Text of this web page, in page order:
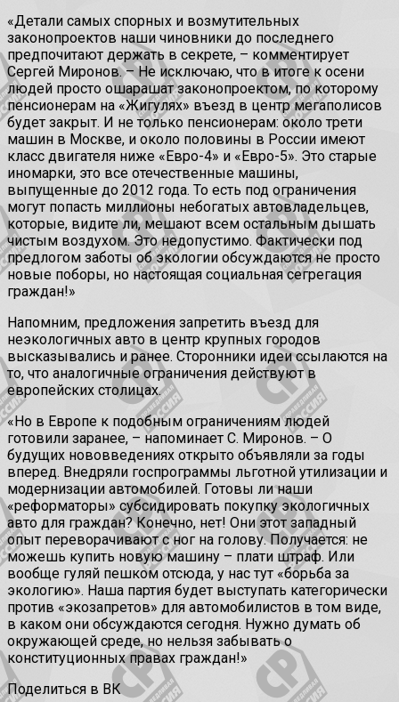
«Детали самых спорных и возмутительных
законопроектов наши чиновники до последнего
предпочитают держать в секрете, – комментирует
Сергей Миронов. – Не исключаю, что в итоге к осени
людей просто ошарашат законопроектом, по которому
пенсионерам на «Жигулях» въезд в центр мегаполисов
будет закрыт. И не только пенсионерам: около трети
машин в Москве, и около половины в России имеют
класс двигателя ниже «Евро-4» и «Евро-5». Это старые
иномарки, это все отечественные машины,
выпущенные до 2012 года. То есть под ограничения
могут попасть миллионы небогатых автовладельцев,
которые, видите ли, мешают всем остальным дышать
чистым воздухом. Это недопустимо. Фактически под
предлогом заботы об экологии обсуждаются не просто
новые поборы, но настоящая социальная сегрегация
граждан!»
Напомним, предложения запретить въезд для
неэкологичных авто в центр крупных городов
высказывались и ранее. Сторонники идеи ссылаются на
то, что аналогичные ограничения действуют в
европейских столицах.
«Но в Европе к подобным ограничениям людей
готовили заранее, – напоминает С. Миронов. – О
будущих нововведениях открыто объявляли за годы
вперед. Внедряли госпрограммы льготной утилизации и
модернизации автомобилей. Готовы ли наши
«реформаторы» субсидировать покупку экологичных
авто для граждан? Конечно, нет! Они этот западный
опыт переворачивают с ног на голову. Получается: не
можешь купить новую машину – плати штраф. Или
вообще гуляй пешком отсюда, у нас тут «борьба за
экологию». Наша партия будет выступать категорически
против «экозапретов» для автомобилистов в том виде,
в каком они обсуждаются сегодня. Нужно думать об
окружающей среде, но нельзя забывать о
конституционных правах граждан!»
Поделиться в ВК